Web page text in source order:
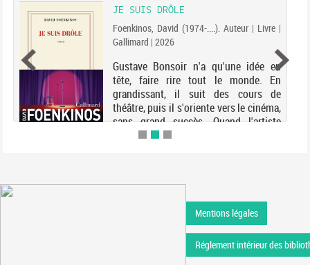
JE SUIS DRÔLE
Foenkinos, David (1974-....). Auteur | Livre |
Gallimard | 2026
Gustave Bonsoir n'a qu'une idée en
tête, faire rire tout le monde. En
grandissant, il suit des cours de
théâtre, puis il s'oriente vers le cinéma,
sans grand succès. Quand l'artiste
Marco Komeda imagine une exposition
Mentions légales
Réglement intérieur des